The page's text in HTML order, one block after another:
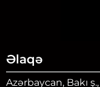
Əlaqə
Azərbaycan, Bakı ş.,